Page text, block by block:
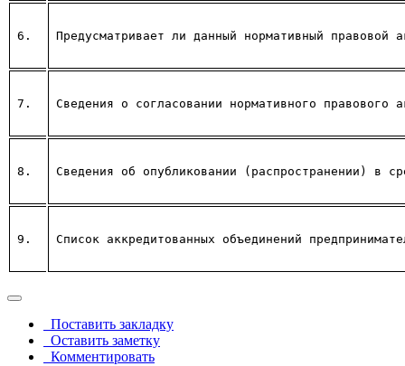
6. Предусматривает ли данный нормативный правовой
7. Сведения о согласовании нормативного правового
8. Сведения об опубликовании (распространении) в
9. Список аккредитованных объединений
Поставить закладку
Оставить заметку
Комментировать